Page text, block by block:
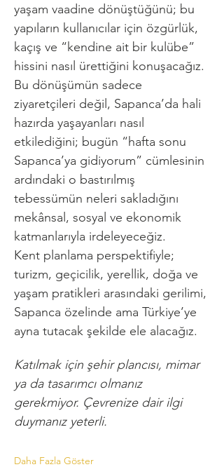
yaşam vaadine dönüştüğünü; bu
yapıların kullanıcılar için özgürlük,
kaçış ve “kendine ait bir kulübe”
hissini nasıl ürettiğini konuşacağız.
Bu dönüşümün sadece
ziyaretçileri değil, Sapanca’da hali
hazırda yaşayanları nasıl
etkilediğini; bugün “hafta sonu
Sapanca’ya gidiyorum” cümlesinin
ardındaki o bastırılmış
tebessümün neleri sakladığını
mekânsal, sosyal ve ekonomik
katmanlarıyla irdeleyeceğiz.
Kent planlama perspektifiyle;
turizm, geçicilik, yerellik, doğa ve
yaşam pratikleri arasındaki gerilimi,
Sapanca özelinde ama Türkiye’ye
ayna tutacak şekilde ele alacağız.
Katılmak için şehir plancısı, mimar
ya da tasarımcı olmanız
gerekmiyor. Çevrenize dair ilgi
duymanız yeterli.
Daha Fazla Göster